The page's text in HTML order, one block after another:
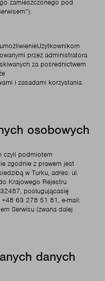
zamieszczonego pod
przez administratora
za pośrednictwem
i zasadami korzystania
osobowych
czyli podmiotem
zgodnie z prawem jest
w Turku, adres: ul.
Krajowego Rejestru
posługującasię
63 278 51 81, e-mail:
Serwisu (zwana dalej
danych